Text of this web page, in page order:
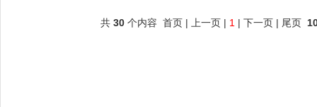
共 30 个内容 首页 | 上一页 | 1 | 下一页 | 尾页